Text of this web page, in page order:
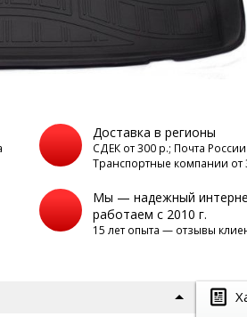
Доставка в регионы
СДЕК от 300 р.; Почта
Транспортные компании от
Мы — надежный
работаем с 2010 г.
15 лет опыта — отзывы